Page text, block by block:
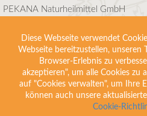
Diese Webseite verwendet
Webseite bereitzustellen, unseren
Browser-Erlebnis zu
akzeptieren", um alle Cookies zu
auf "Cookies verwalten", um Ihre
können auch unsere aktualisierte
Cookie-
PEKANA Naturheilmittel GmbH
D-88353 Kißlegg
Telefon +49(0)75 63 9 11 60
info@pekana.com
Bitte beachten Sie: Diese